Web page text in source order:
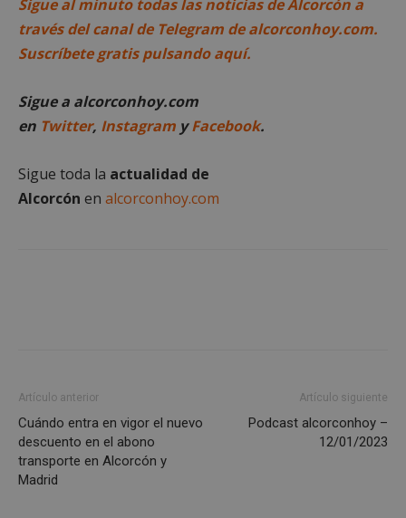
Sigue al minuto todas las noticias de Alcorcón a
través del canal de Telegram de alcorconhoy.com.
Suscríbete gratis pulsando aquí.
Sigue a alcorconhoy.com
en Twitter, Instagram yFacebook.
Sigue toda la actualidad de
Alcorcón en alcorconhoy.com
Artículo anterior
Cuándo entra en vigor el nuevo
descuento en el abono
transporte en Alcorcón y
Madrid
Artículo siguiente
Podcast alcorconhoy –
12/01/2023
Cookies de
preferencias
Cookies de
funcionalidad
Cookies no clasificadas
Las cookies estrictamente necesarias permiten la
inicio de sesión de usuario y la gestión de cuentas.
El sitio web no se puede utilizar correctamente sin
las cookies estrictamente necesarias.